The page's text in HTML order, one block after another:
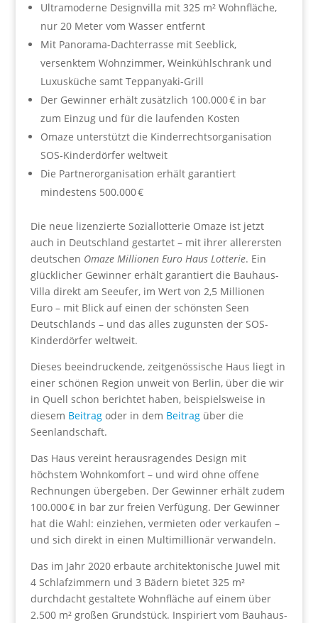
Ultramoderne Designvilla mit 325 m² Wohnfläche,
nur 20 Meter vom Wasser entfernt
Mit Panorama-Dachterrasse mit Seeblick,
versenktem Wohnzimmer, Weinkühlschrank und
Luxusküche samt Teppanyaki-Grill
Der Gewinner erhält zusätzlich 100.000 € in bar
zum Einzug und für die laufenden Kosten
Omaze unterstützt die Kinderrechtsorganisation
SOS-Kinderdörfer weltweit
Die Partnerorganisation erhält garantiert
mindestens 500.000 €
Die neue lizenzierte Soziallotterie Omaze ist jetzt
auch in Deutschland gestartet – mit ihrer allerersten
deutschen Omaze Millionen Euro Haus Lotterie. Ein
glücklicher Gewinner erhält garantiert die Bauhaus-
Villa direkt am Seeufer, im Wert von 2,5 Millionen
Euro – mit Blick auf einen der schönsten Seen
Deutschlands – und das alles zugunsten der SOS-
Kinderdörfer weltweit.
Dieses beeindruckende, zeitgenössische Haus liegt in
einer schönen Region unweit von Berlin, über die wir
in Quell schon berichtet haben, beispielsweise in
diesem Beitragoder in dem Beitrag über die
Seenlandschaft.
Das Haus vereint herausragendes Design mit
höchstem Wohnkomfort – und wird ohne offene
Rechnungen übergeben. Der Gewinner erhält zudem
100.000 € in bar zur freien Verfügung. Der Gewinner
hat die Wahl: einziehen, vermieten oder verkaufen –
und sich direkt in einen Multimillionär verwandeln.
Das im Jahr 2020 erbaute architektonische Juwel mit
4 Schlafzimmern und 3 Bädern bietet 325 m²
durchdacht gestaltete Wohnfläche auf einem über
2.500 m² großen Grundstück. Inspiriert vom Bauhaus-